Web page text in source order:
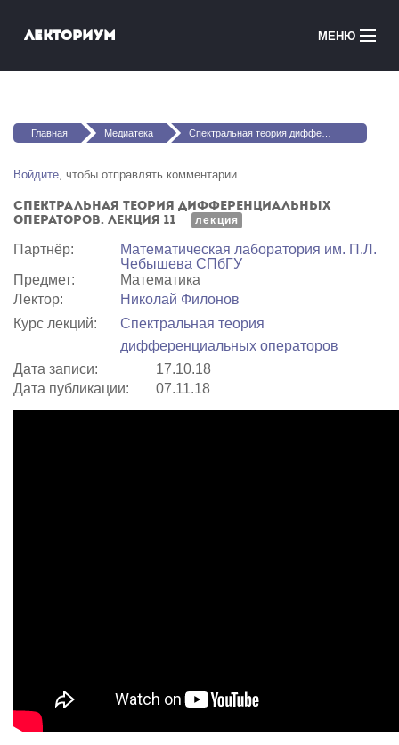
Лекториум МЕНЮ
Медиатека
Courses in English
Войти
Вы здесь
Главная Медиатека Спектральная теория дифференциальных операторов. Лекция 11
Войдите, чтобы отправлять комментарии
Спектральная теория дифференциальных
операторов. Лекция 11
лекция
Партнёр:
Математичеcкая лаборатория им. П.Л.
Чебышева СПбГУ
Предмет:
Математика
Лектор:
Николай Филонов
Курс лекций:
Спектральная теория
дифференциальных операторов
Дата записи:
17.10.18
Дата публикации:
07.11.18